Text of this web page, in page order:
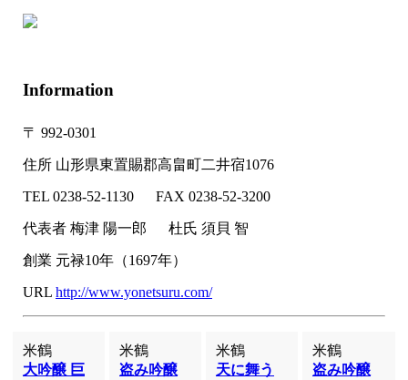
Information
〒 992-0301
住所 山形県東置賜郡高畠町二井宿1076
TEL 0238-52-1130 FAX 0238-52-3200
代表者 梅津 陽一郎 杜氏 須貝 智
創業 元禄10年（1697年）
URL http://www.yonetsuru.com/
米鶴
大吟醸 巨
米鶴
盗み吟醸
米鶴
天に舞う
米鶴
盗み吟醸